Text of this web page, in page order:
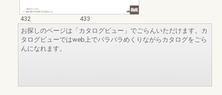
432
433
お探しのページは「カタログビュー」でごらんいただけます。カ
タログビューではweb上でパラパラめくりながらカタログをごら
んになれます。